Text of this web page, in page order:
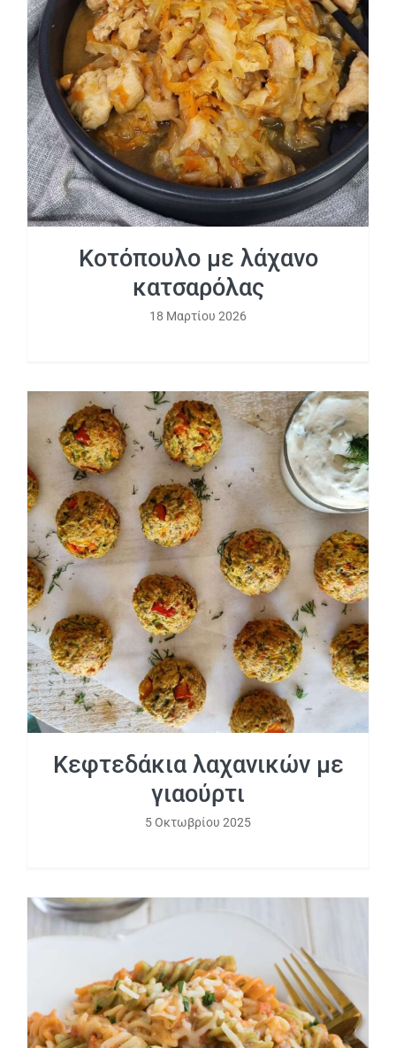
Κοτόπουλο με λάχανο κατσαρόλας
Κοτόπουλο με λάχανο
κατσαρόλας
18 Μαρτίου 2026
Κεφτεδάκια λαχανικών με γιαούρτι
Κεφτεδάκια λαχανικών με
γιαούρτι
5 Οκτωβρίου 2025